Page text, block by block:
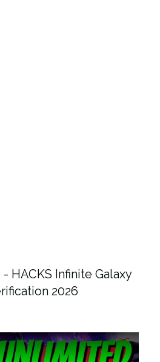
HACKS Infinite Galaxy
2026